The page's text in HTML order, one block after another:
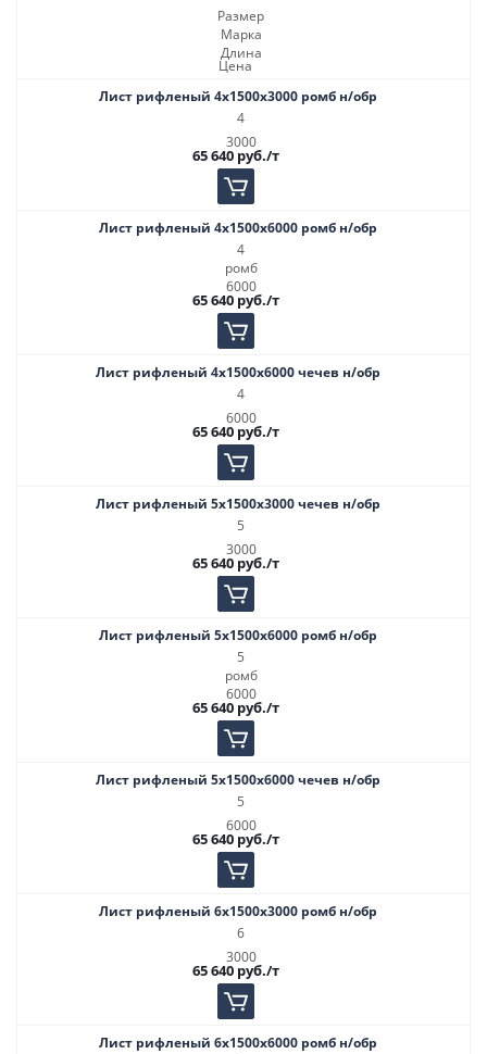
Размер
Марка
Длина
Цена
Лист рифленый 4х1500х3000 ромб н/обр
4
3000
65 640руб./т
Лист рифленый 4х1500х6000 ромб н/обр
4
ромб
6000
65 640руб./т
Лист рифленый 4х1500х6000 чечев н/обр
4
6000
65 640руб./т
Лист рифленый 5х1500х3000 чечев н/обр
5
3000
65 640руб./т
Лист рифленый 5х1500х6000 ромб н/обр
5
ромб
6000
65 640руб./т
Лист рифленый 5х1500х6000 чечев н/обр
5
6000
65 640руб./т
Лист рифленый 6х1500х3000 ромб н/обр
6
3000
65 640руб./т
Лист рифленый 6х1500х6000 ромб н/обр